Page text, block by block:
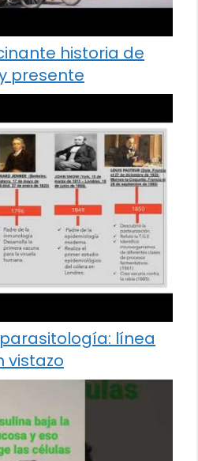
historia de
presente
línea
vistazo